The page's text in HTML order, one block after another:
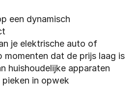
een dynamisch
momenten dat de prijs laag is
huishoudelijke apparaten
in opwek